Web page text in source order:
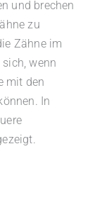
und brechen
zu
Zähne im
wenn
mit den
In